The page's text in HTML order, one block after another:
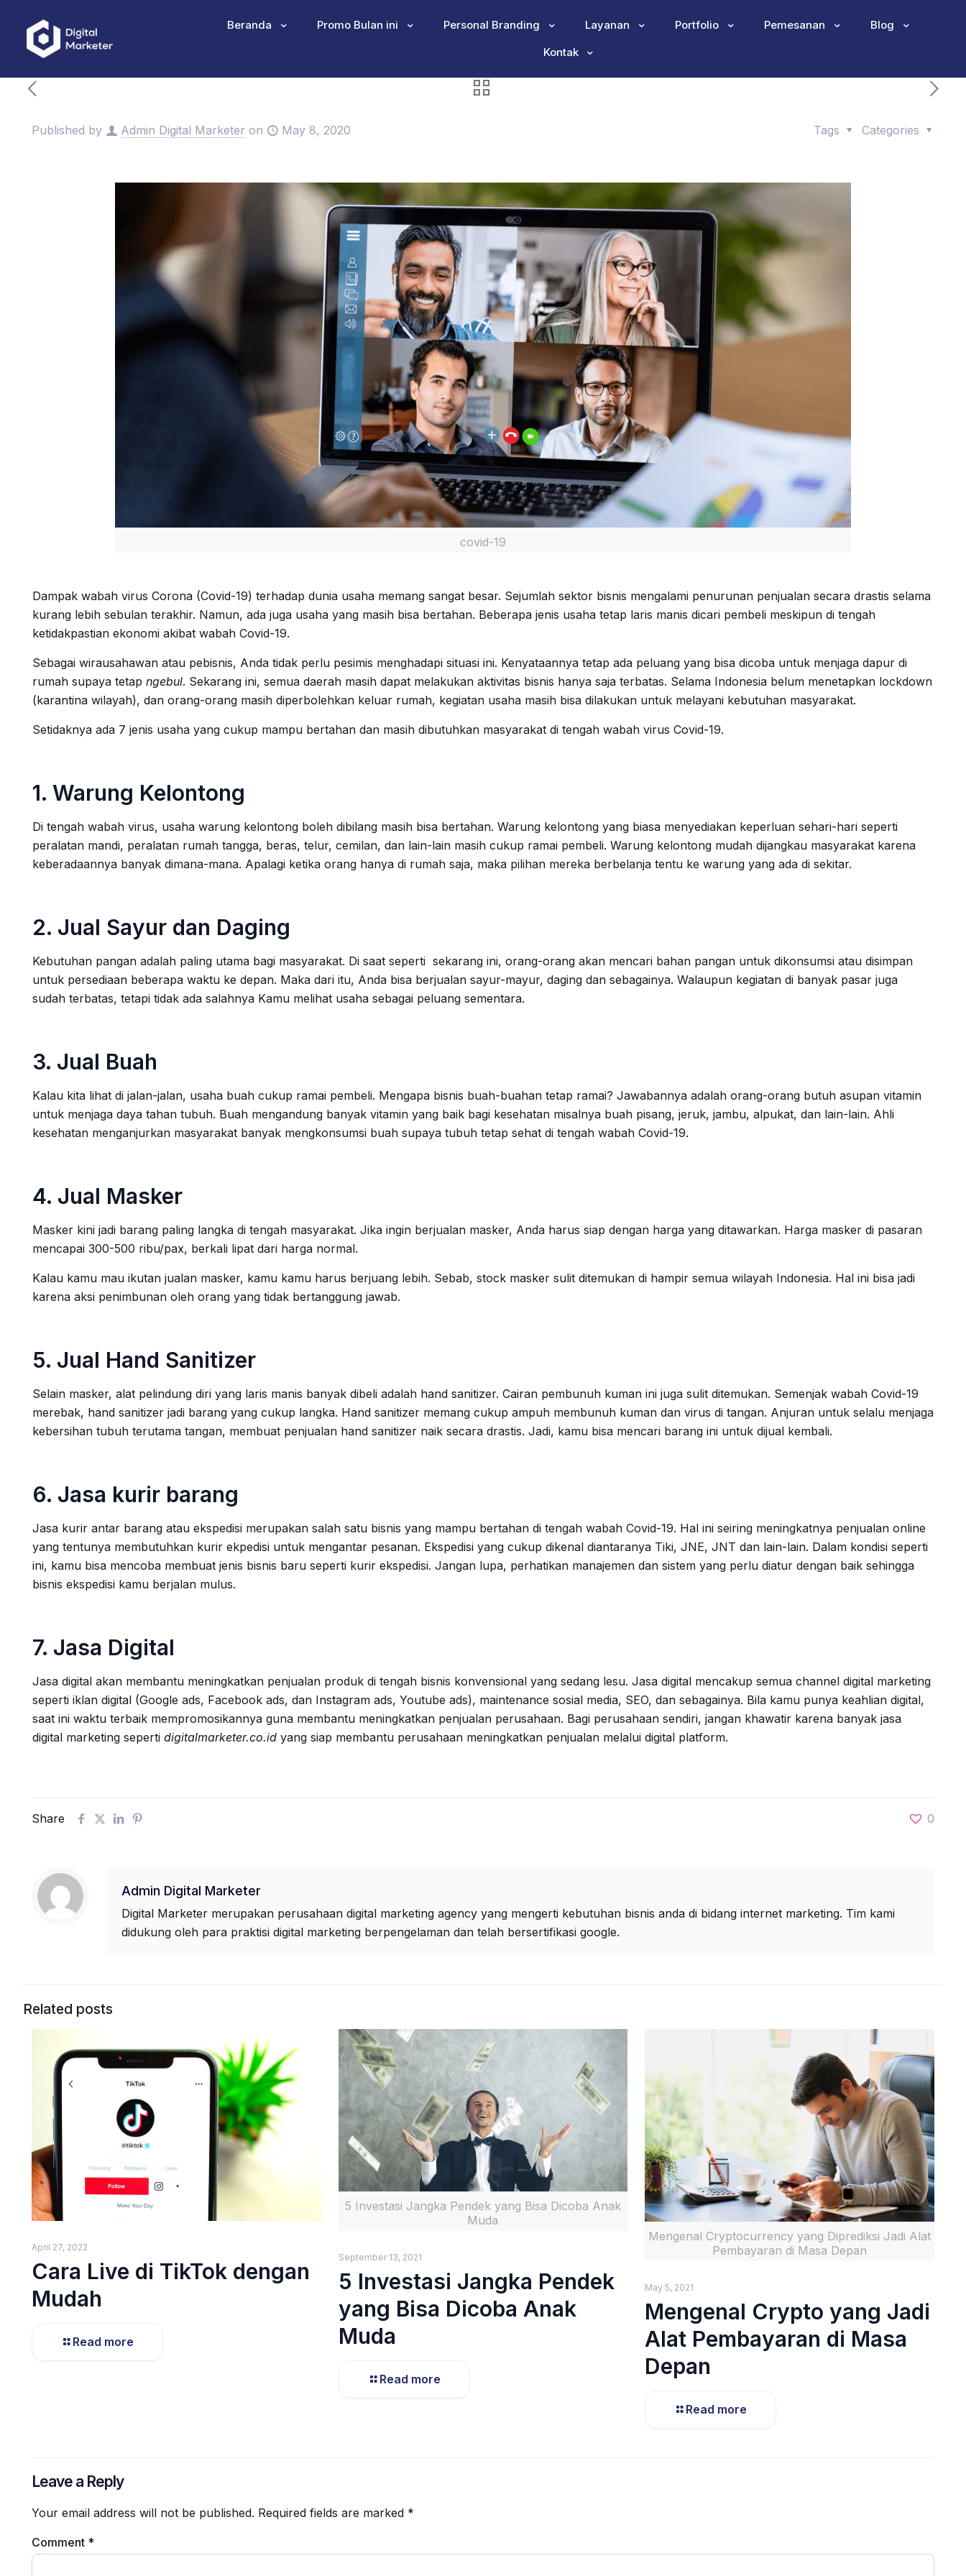
Beranda Promo Bulan ini Personal Branding Layanan Portfolio Pemesanan
Blog
Kontak
Published by Admin Digital Marketer on May 8, 2020 Categories
Tags
covid-19
Dampak wabah virus Corona (Covid-19) terhadap dunia usaha memang sangat besar. Sejumlah sektor bisnis mengalami penurunan penjualan secara drastis selama
kurang lebih sebulan terakhir. Namun, ada juga usaha yang masih bisa bertahan. Beberapa jenis usaha tetap laris manis dicari pembeli meskipun di tengah
ketidakpastian ekonomi akibat wabah Covid-19.
Sebagai wirausahawan atau pebisnis, Anda tidak perlu pesimis menghadapi situasi ini. Kenyataannya tetap ada peluang yang bisa dicoba untuk menjaga dapur di
rumah supaya tetap ngebul. Sekarang ini, semua daerah masih dapat melakukan aktivitas bisnis hanya saja terbatas. Selama Indonesia belum menetapkan lockdown
(karantina wilayah), dan orang-orang masih diperbolehkan keluar rumah, kegiatan usaha masih bisa dilakukan untuk melayani kebutuhan masyarakat.
Setidaknya ada 7 jenis usaha yang cukup mampu bertahan dan masih dibutuhkan masyarakat di tengah wabah virus Covid-19.
1. Warung Kelontong
Di tengah wabah virus, usaha warung kelontong boleh dibilang masih bisa bertahan. Warung kelontong yang biasa menyediakan keperluan sehari-hari seperti
peralatan mandi, peralatan rumah tangga, beras, telur, cemilan, dan lain-lain masih cukup ramai pembeli. Warung kelontong mudah dijangkau masyarakat karena
keberadaannya banyak dimana-mana. Apalagi ketika orang hanya di rumah saja, maka pilihan mereka berbelanja tentu ke warung yang ada di sekitar.
2. Jual Sayur dan Daging
Kebutuhan pangan adalah paling utama bagi masyarakat. Di saat seperti sekarang ini, orang-orang akan mencari bahan pangan untuk dikonsumsi atau disimpan
untuk persediaan beberapa waktu ke depan. Maka dari itu, Anda bisa berjualan sayur-mayur, daging dan sebagainya. Walaupun kegiatan di banyak pasar juga
sudah terbatas, tetapi tidak ada salahnya Kamu melihat usaha sebagai peluang sementara.
3. Jual Buah
Kalau kita lihat di jalan-jalan, usaha buah cukup ramai pembeli. Mengapa bisnis buah-buahan tetap ramai? Jawabannya adalah orang-orang butuh asupan vitamin
untuk menjaga daya tahan tubuh. Buah mengandung banyak vitamin yang baik bagi kesehatan misalnya buah pisang, jeruk, jambu, alpukat, dan lain-lain. Ahli
kesehatan menganjurkan masyarakat banyak mengkonsumsi buah supaya tubuh tetap sehat di tengah wabah Covid-19.
4. Jual Masker
Masker kini jadi barang paling langka di tengah masyarakat. Jika ingin berjualan masker, Anda harus siap dengan harga yang ditawarkan. Harga masker di pasaran
mencapai 300-500 ribu/pax, berkali lipat dari harga normal.
Kalau kamu mau ikutan jualan masker, kamu kamu harus berjuang lebih. Sebab, stock masker sulit ditemukan di hampir semua wilayah Indonesia. Hal ini bisa jadi
karena aksi penimbunan oleh orang yang tidak bertanggung jawab.
5. Jual Hand Sanitizer
Selain masker, alat pelindung diri yang laris manis banyak dibeli adalah hand sanitizer. Cairan pembunuh kuman ini juga sulit ditemukan. Semenjak wabah Covid-19
merebak, hand sanitizer jadi barang yang cukup langka. Hand sanitizer memang cukup ampuh membunuh kuman dan virus di tangan. Anjuran untuk selalu menjaga
kebersihan tubuh terutama tangan, membuat penjualan hand sanitizer naik secara drastis. Jadi, kamu bisa mencari barang ini untuk dijual kembali.
6. Jasa kurir barang
Jasa kurir antar barang atau ekspedisi merupakan salah satu bisnis yang mampu bertahan di tengah wabah Covid-19. Hal ini seiring meningkatnya penjualan online
yang tentunya membutuhkan kurir ekpedisi untuk mengantar pesanan. Ekspedisi yang cukup dikenal diantaranya Tiki, JNE, JNT dan lain-lain. Dalam kondisi seperti
ini, kamu bisa mencoba membuat jenis bisnis baru seperti kurir ekspedisi. Jangan lupa, perhatikan manajemen dan sistem yang perlu diatur dengan baik sehingga
bisnis ekspedisi kamu berjalan mulus.
7. Jasa Digital
Jasa digital akan membantu meningkatkan penjualan produk di tengah bisnis konvensional yang sedang lesu. Jasa digital mencakup semua channel digital marketing
seperti iklan digital (Google ads, Facebook ads, dan Instagram ads, Youtube ads), maintenance sosial media, SEO, dan sebagainya. Bila kamu punya keahlian digital,
saat ini waktu terbaik mempromosikannya guna membantu meningkatkan penjualan perusahaan. Bagi perusahaan sendiri, jangan khawatir karena banyak jasa
digital marketing seperti digitalmarketer.co.idyang siap membantu perusahaan meningkatkan penjualan melalui digital platform.
Share 0
Admin Digital Marketer
Digital Marketer merupakan perusahaan digital marketing agency yang mengerti kebutuhan bisnis anda di bidang internet marketing. Tim kami
didukung oleh para praktisi digital marketing berpengelaman dan telah bersertifikasi google.
Related posts
April 27, 2022
Cara Live di TikTok dengan
Mudah
Read more
5 Investasi Jangka Pendek yang Bisa Dicoba Anak
Muda
September 13, 2021
5 Investasi Jangka Pendek
yang Bisa Dicoba Anak
Muda
Read more
Mengenal Cryptocurrency yang Diprediksi Jadi Alat
Pembayaran di Masa Depan
May 5, 2021
Mengenal Crypto yang Jadi
Alat Pembayaran di Masa
Depan
Read more
Leave a Reply
Your email address will not be published. Required fields are marked *
Comment *